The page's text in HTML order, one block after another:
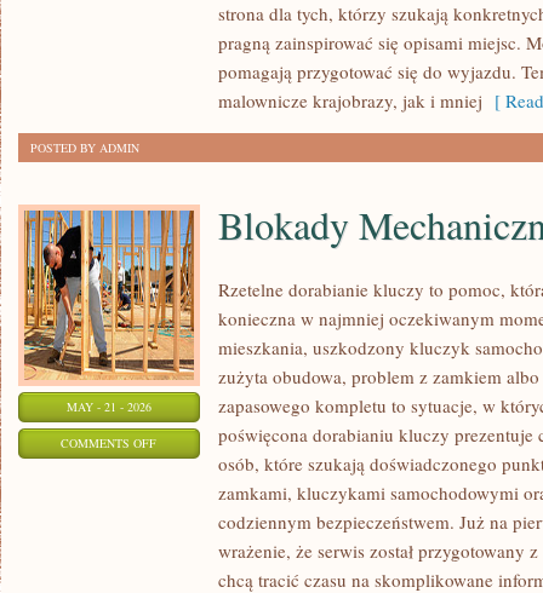
strona dla tych, którzy szukają
pragną zainspirować się opisami miejsc.
pomagają przygotować się do wyjazdu.
malownicze krajobrazy, jak i mniej [
POSTED BY ADMIN
MAY - 21 - 2026
COMMENTS OFFON
MECHANICZNE
Blokady
Rzetelne dorabianie kluczy to pomoc,
konieczna w najmniej oczekiwanym
mieszkania, uszkodzony kluczyk
zużyta obudowa, problem z zamkiem
zapasowego kompletu to sytuacje, w
poświęcona dorabianiu kluczy prezentuje
osób, które szukają doświadczonego
zamkami, kluczykami samochodowymi
codziennym bezpieczeństwem. Już na
wrażenie, że serwis został przygotowany
chcą tracić czasu na skomplikowane